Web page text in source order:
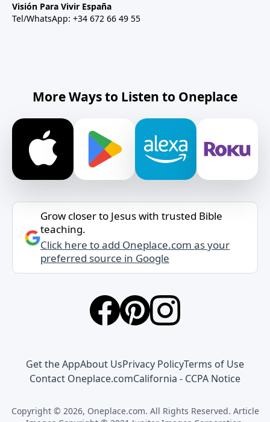
Visión Para Vivir España
Tel/WhatsApp: +34 672 66 49 55
More Ways to Listen to Oneplace
Grow closer to Jesus with trusted Bible
teaching.
Click here to add Oneplace.com as your
preferred source in Google
Get the AppAbout UsPrivacy PolicyTerms of Use
Contact Oneplace.comCalifornia - CCPA Notice
Copyright © 2026, Oneplace.com. All Rights Reserved. Article